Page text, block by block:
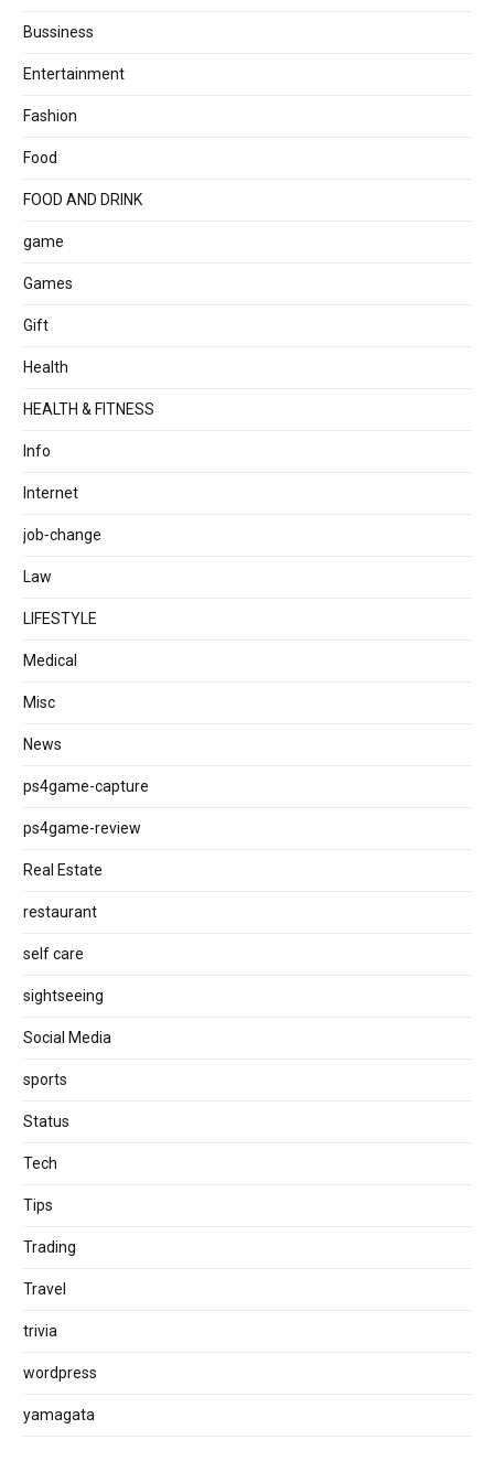
Bussiness
Entertainment
Fashion
Food
FOOD AND DRINK
game
Games
Gift
Health
HEALTH & FITNESS
Info
Internet
job‐change
Law
LIFESTYLE
Medical
Misc
News
ps4game-capture
ps4game-review
Real Estate
restaurant
self care
sightseeing
Social Media
sports
Status
Tech
Tips
Trading
Travel
trivia
wordpress
yamagata